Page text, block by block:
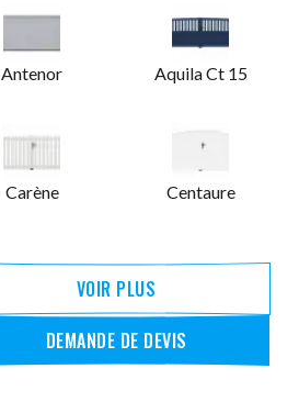
Antenor Aquila Ct 15
Carène Centaure
VOIR PLUS
DEMANDE DE DEVIS